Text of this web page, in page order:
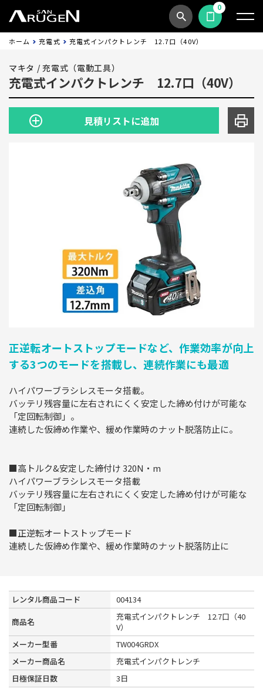
商品検索見積依頼する
0
ホーム 充電式 充電式インパクトレンチ 12.7口（40V）
マキタ / 充電式（電動工具）
充電式インパクトレンチ 12.7口（40V）
見積リストに追加
正逆転オートストップモードなど、作業効率が向上
する3つのモードを搭載し、連続作業にも最適
ハイパワーブラシレスモータ搭載。
バッテリ残容量に左右されにくく安定した締め付けが可能な
「定回転制御」。
連続した仮締め作業や、緩め作業時のナット脱落防止に。
■高トルク&安定した締付け 320N・m
ハイパワーブラシレスモータ搭載
バッテリ残容量に左右されにくく安定した締め付けが可能な
「定回転制御」
■正逆転オートストップモード
連続した仮締め作業や、緩め作業時のナット脱落防止に
レンタル商品コード
004134
商品名
充電式インパクトレンチ 12.7口（40
V）
メーカー型番
TW004GRDX
メーカー商品名
充電式インパクトレンチ
日極保証日数
3日